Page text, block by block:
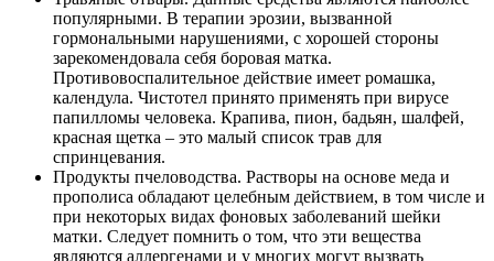
популярными. В терапии эрозии, вызванной
гормональными нарушениями, с хорошей стороны
зарекомендовала себя боровая матка.
Противовоспалительное действие имеет ромашка,
календула. Чистотел принято применять при вирусе
папилломы человека. Крапива, пион, бадьян, шалфей,
красная щетка – это малый список трав для
спринцевания.
Продукты пчеловодства. Растворы на основе меда и
прополиса обладают целебным действием, в том числе и
при некоторых видах фоновых заболеваний шейки
матки. Следует помнить о том, что эти вещества
являются аллергенами и у многих могут вызвать